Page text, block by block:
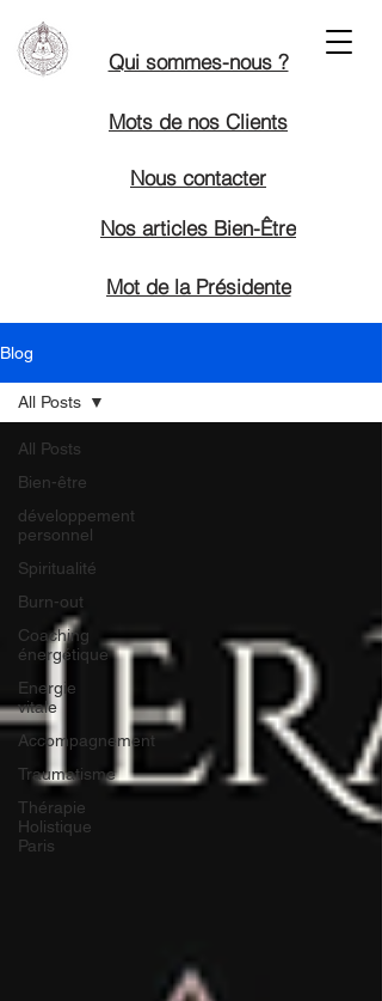
Mot de la Présidente
Qui sommes-nous ?
Nous contacter
Nos articles Bien-Être
Mots de nos Clients
Blog
All Posts
Bien-être
développement
personnel
Spiritualité
Burn-out
Coaching
énergétique
Energie
vitale
Accompagnement
Traumatisme
Thérapie
Holistique
Paris
All Posts